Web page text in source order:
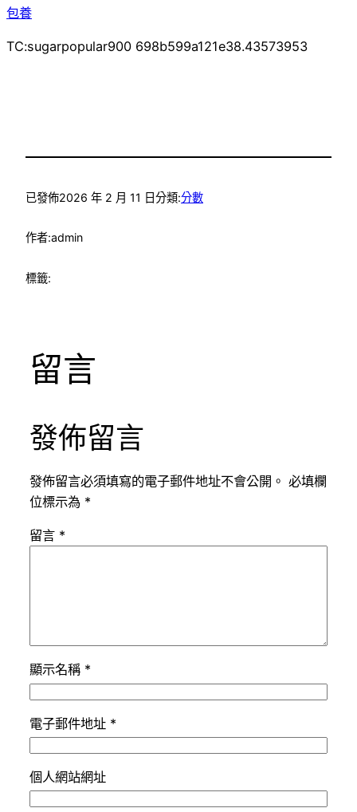
包養
TC:sugarpopular900 698b599a121e38.43573953
已發佈2026 年 2 月 11 日分類:分數
作者:admin
標籤:
留言
發佈留言
發佈留言必須填寫的電子郵件地址不會公開。 必填欄
位標示為 *
留言 *
顯示名稱 *
電子郵件地址 *
個人網站網址